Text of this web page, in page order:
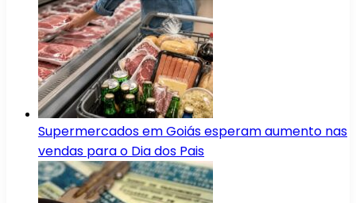
Supermercados em Goiás esperam aumento nas
vendas para o Dia dos Pais